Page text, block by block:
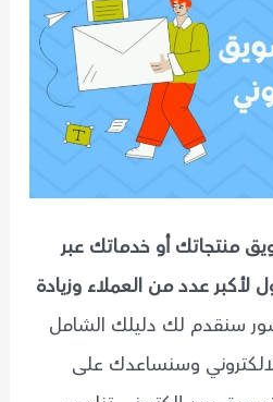
منتجاتك أو خدماتك عبر
لأكبر عدد من العملاء وزيادة
سنقدم لك دليلك الشامل
وسنساعدك على